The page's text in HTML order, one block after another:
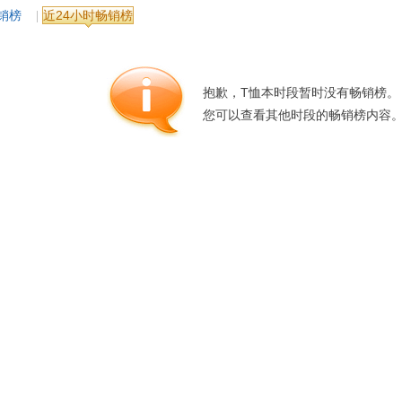
食品
手机通
榜 近24小时畅销榜
抱歉，T恤本时段暂时没有畅销榜。
您可以查看其他时段的畅销榜内容。